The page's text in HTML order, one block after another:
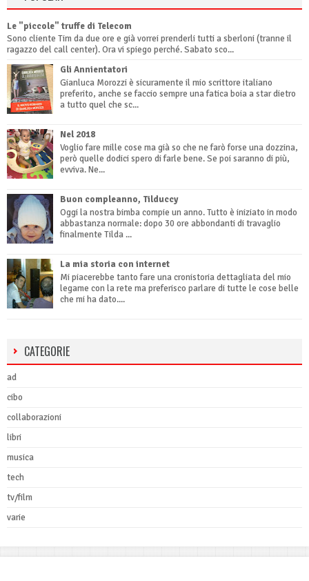
Le "piccole" truffe di Telecom
Sono cliente Tim da due ore e già vorrei prenderli tutti a sberloni (tranne il
ragazzo del call center). Ora vi spiego perché. Sabato sco...
Gli Annientatori
Gianluca Morozzi è sicuramente il mio scrittore italiano
preferito, anche se faccio sempre una fatica boia a star dietro
a tutto quel che sc...
Nel 2018
Voglio fare mille cose ma già so che ne farò forse una dozzina,
però quelle dodici spero di farle bene. Se poi saranno di più,
evviva. Ne...
Buon compleanno, Tilduccy
Oggi la nostra bimba compie un anno. Tutto è iniziato in modo
abbastanza normale: dopo 30 ore abbondanti di travaglio
finalmente Tilda ...
La mia storia con internet
Mi piacerebbe tanto fare una cronistoria dettagliata del mio
legame con la rete ma preferisco parlare di tutte le cose belle
che mi ha dato....
CATEGORIE
ad
cibo
collaborazioni
libri
musica
tech
tv/film
varie